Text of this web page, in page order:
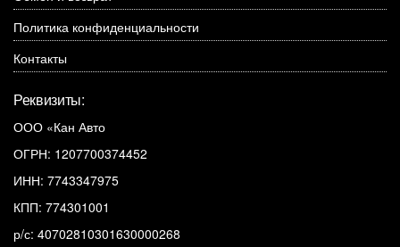
Политика конфиденциальности
Контакты
Реквизиты:
ООО «Кан Авто
ОГРН: 1207700374452
ИНН: 7743347975
КПП: 774301001
р/с: 40702810301630000268